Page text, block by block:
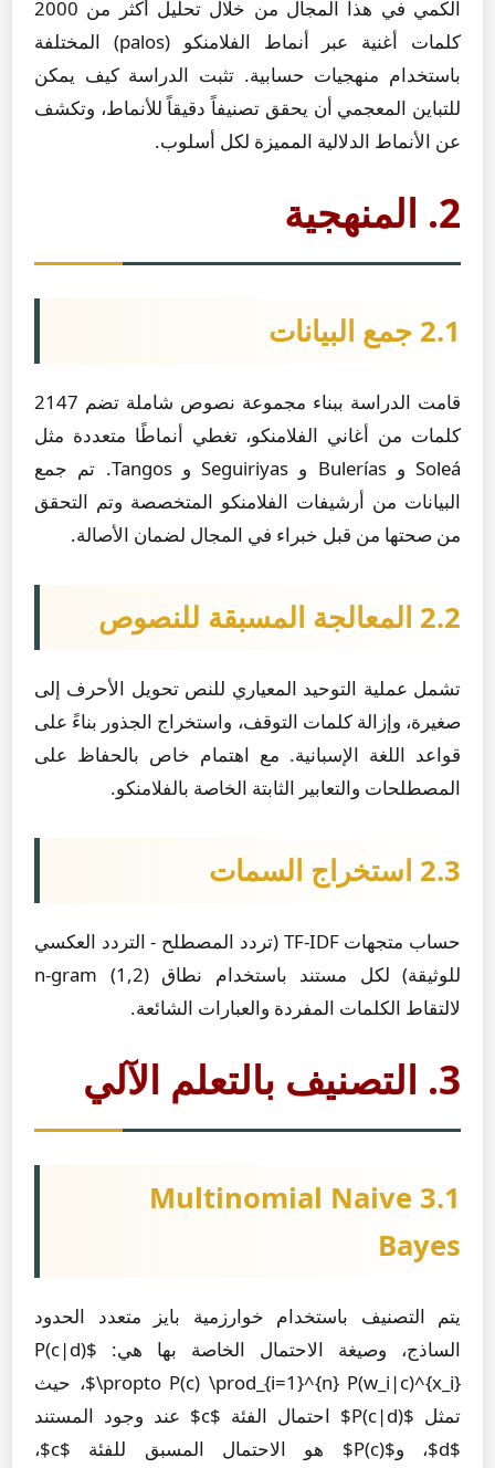
الكمي في هذا المجال من خلال تحليل أكثر من 2000
كلمات أغنية عبر أنماط الفلامنكو (palos) المختلفة
باستخدام منهجيات حسابية. تثبت الدراسة كيف يمكن
للتباين المعجمي أن يحقق تصنيفاً دقيقاً للأنماط، وتكشف
عن الأنماط الدلالية المميزة لكل أسلوب.
2. المنهجية
2.1 جمع البيانات
قامت الدراسة ببناء مجموعة نصوص شاملة تضم 2147
كلمات من أغاني الفلامنكو، تغطي أنماطًا متعددة مثل
Soleá و Bulerías و Seguiriyas و Tangos. تم جمع
البيانات من أرشيفات الفلامنكو المتخصصة وتم التحقق
من صحتها من قبل خبراء في المجال لضمان الأصالة.
2.2 المعالجة المسبقة للنصوص
تشمل عملية التوحيد المعياري للنص تحويل الأحرف إلى
صغيرة، وإزالة كلمات التوقف، واستخراج الجذور بناءً على
قواعد اللغة الإسبانية. مع اهتمام خاص بالحفاظ على
المصطلحات والتعابير الثابتة الخاصة بالفلامنكو.
2.3 استخراج السمات
حساب متجهات TF-IDF (تردد المصطلح - التردد العكسي
للوثيقة) لكل مستند باستخدام نطاق n-gram (1,2)
لالتقاط الكلمات المفردة والعبارات الشائعة.
3. التصنيف بالتعلم الآلي
3.1 Multinomial Naive
Bayes
يتم التصنيف باستخدام خوارزمية بايز متعدد الحدود
الساذج، وصيغة الاحتمال الخاصة بها هي: $P(c|d)
\propto P(c) \prod_{i=1}^{n} P(w_i|c)^{x_i}$، حيث
تمثل $P(c|d)$ احتمال الفئة $c$ عند وجود المستند
$d$، و$P(c)$ هو الاحتمال المسبق للفئة $c$،